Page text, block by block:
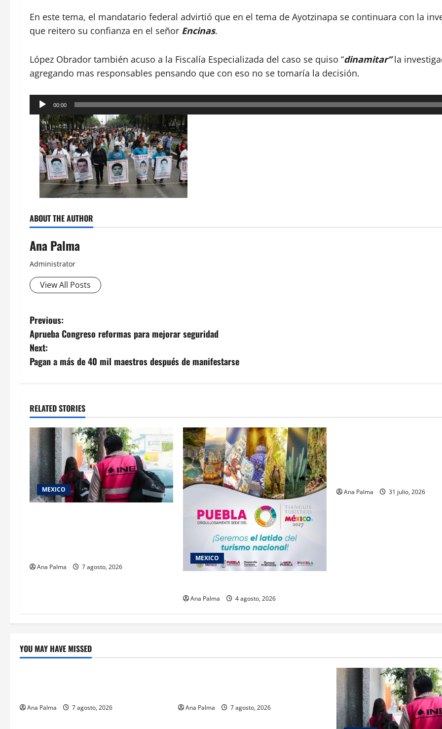
En este tema, el mandatario federal advirtió que en el tema de Ayotzinapa se continuara con la
que reitero su confianza en el señor Encinas.
López Obrador también acuso a la Fiscalía Especializada del caso se quiso “dinamitar”la
agregando mas responsables pensando que con eso no se tomaría la decisión.
Reproductor
de
audio
00:00
ABOUT THE AUTHOR
Ana Palma
Administrator
View All Posts
Post
navigation
Previous:
Aprueba Congreso reformas para mejorar seguridad
Next:
Pagan a más de 40 mil maestros después de manifestarse
RELATED STORIES
MEXICO
Ana Palma 7 agosto, 2026
MEXICO
Ana Palma 4 agosto, 2026
Ana Palma 31 julio, 2026
YOU MAY HAVE MISSED
Crítica de Cine
Ana Palma 7 agosto, 2026 Ana Palma 7 agosto, 2026